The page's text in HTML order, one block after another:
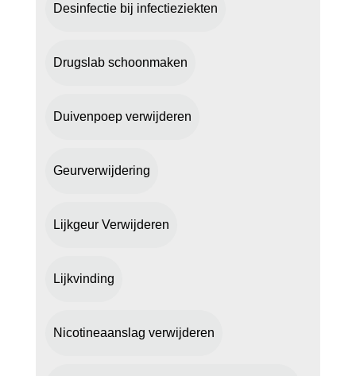
Desinfectie bij infectieziekten
Drugslab schoonmaken
Duivenpoep verwijderen
Geurverwijdering
Lijkgeur Verwijderen
Lijkvinding
Nicotineaanslag verwijderen